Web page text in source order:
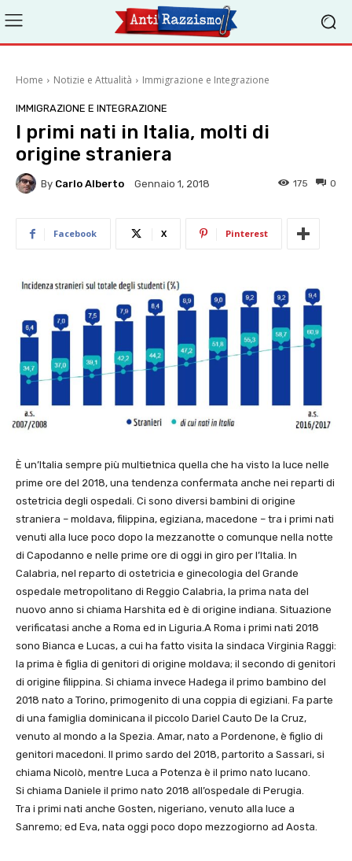
Home Notizie e Attualità Immigrazione e Integrazione
IMMIGRAZIONE E INTEGRAZIONE
I primi nati in Italia, molti di
origine straniera
By Carlo Alberto Gennaio 1, 2018 0
175
Facebook X Pinterest
È un’Italia sempre più multietnica quella che ha visto la luce nelle
prime ore del 2018, una tendenza confermata anche nei reparti di
ostetricia degli ospedali. Ci sono diversi bambini di origine
straniera – moldava, filippina, egiziana, macedone – tra i primi nati
venuti alla luce poco dopo la mezzanotte o comunque nella notte
di Capodanno e nelle prime ore di oggi in giro per l’Italia. In
Calabria, nel reparto di ostetricia e ginecologia del Grande
ospedale metropolitano di Reggio Calabria, la prima nata del
nuovo anno si chiama Harshita ed è di origine indiana. Situazione
verificatasi anche a Roma ed in Liguria.A Roma i primi nati 2018
sono Bianca e Lucas, a cui ha fatto visita la sindaca Virginia Raggi:
la prima è figlia di genitori di origine moldava; il secondo di genitori
di origine filippina. Si chiama invece Hadega il primo bambino del
2018 nato a Torino, primogenito di una coppia di egiziani. Fa parte
di una famiglia dominicana il piccolo Dariel Cauto De la Cruz,
venuto al mondo a la Spezia. Amar, nato a Pordenone, è figlio di
genitori macedoni. Il primo sardo del 2018, partorito a Sassari, si
chiama Nicolò, mentre Luca a Potenza è il primo nato lucano.
Si chiama Daniele il primo nato 2018 all’ospedale di Perugia.
Tra i primi nati anche Gosten, nigeriano, venuto alla luce a
Sanremo; ed Eva, nata oggi poco dopo mezzogiorno ad Aosta.